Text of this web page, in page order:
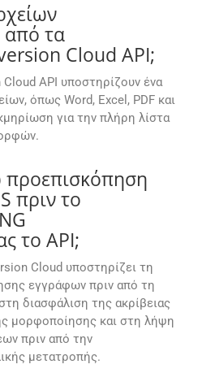
από τα
Cloud API;
API υποστηρίζουν ένα
όπως Word, Excel, PDF και
για την πλήρη λίστα
πριν το
το API;
Cloud υποστηρίζει τη
εγγράφων πριν από τη
διασφάλιση της ακρίβειας
μορφοποίησης και στη λήψη
πριν από την
μετατροπής.